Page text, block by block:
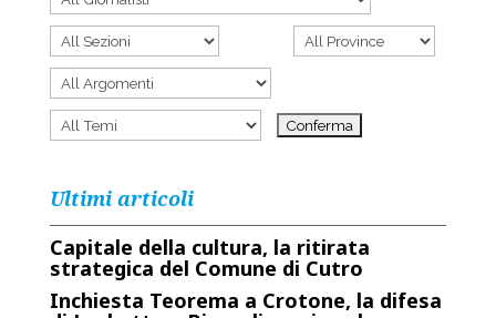
Ultimi articoli
Capitale della cultura, la ritirata
strategica del Comune di Cutro
Inchiesta Teorema a Crotone, la difesa